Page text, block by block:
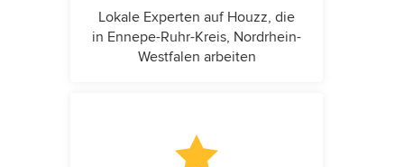
Lokale Experten auf Houzz, die
in Ennepe-Ruhr-Kreis, Nordrhein-
Westfalen arbeiten